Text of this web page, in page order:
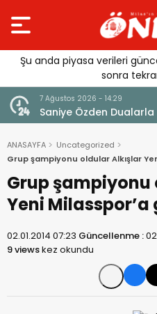
Şu anda piyasa verileri
sonra
7 Ağustos 2026 - 14:29
Saniye Özden
ANASAYFA
Uncategorized
Grup şampiyonu oldular Alkışlar
Grup şampiyonu
Yeni Milasspor’a
02.01.2014 07:23 Güncellenme :
9 viewskez okundu